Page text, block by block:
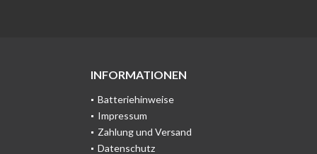
INFORMATIONEN
Batteriehinweise
Impressum
Zahlung und Versand
Datenschutz